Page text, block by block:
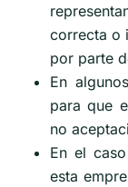
correcta o
por parte
En
para que
no
En el
esta